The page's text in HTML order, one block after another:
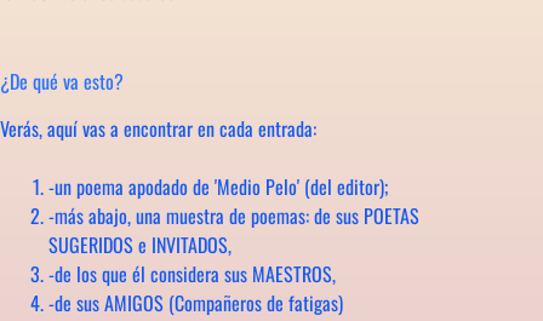
¿De qué va esto?
Verás, aquí vas a encontrar en cada entrada:
-un poema apodado de 'Medio Pelo' (del editor);
-más abajo, una muestra de poemas: de sus POETAS
SUGERIDOS e INVITADOS,
-de los que él considera sus MAESTROS,
-de sus AMIGOS (Compañeros de fatigas)